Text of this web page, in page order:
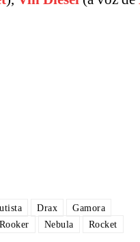
Drax
Gamora
Nebula
Rocket